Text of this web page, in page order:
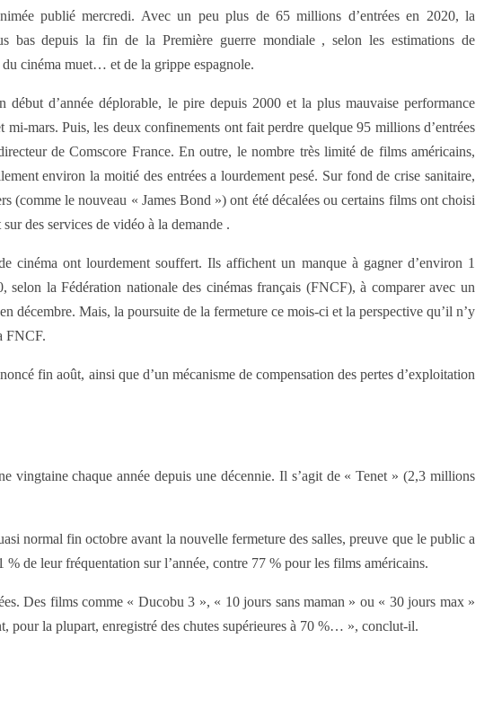
publié mercredi. Avec un peu plus de 65 millions d’entrées en 2020, la
bas depuis la fin de la Première guerre mondiale , selon les estimations de
cinéma muet… et de la grippe espagnole.
début d’année déplorable, le pire depuis 2000 et la plus mauvaise performance
mi-mars. Puis, les deux confinements ont fait perdre quelque 95 millions d’entrées
de Comscore France. En outre, le nombre très limité de films américains,
environ la moitié des entrées a lourdement pesé. Sur fond de crise sanitaire,
(comme le nouveau « James Bond ») ont été décalées ou certains films ont choisi
des services de vidéo à la demande .
cinéma ont lourdement souffert. Ils affichent un manque à gagner d’environ 1
selon la Fédération nationale des cinémas français (FNCF), à comparer avec un
décembre. Mais, la poursuite de la fermeture ce mois-ci et la perspective qu’il n’y
FNCF.
fin août, ainsi que d’un mécanisme de compensation des pertes d’exploitation
vingtaine chaque année depuis une décennie. Il s’agit de « Tenet » (2,3 millions
normal fin octobre avant la nouvelle fermeture des salles, preuve que le public a
de leur fréquentation sur l’année, contre 77 % pour les films américains.
Des films comme « Ducobu 3 », « 10 jours sans maman » ou « 30 jours max »
pour la plupart, enregistré des chutes supérieures à 70 %… », conclut-il.